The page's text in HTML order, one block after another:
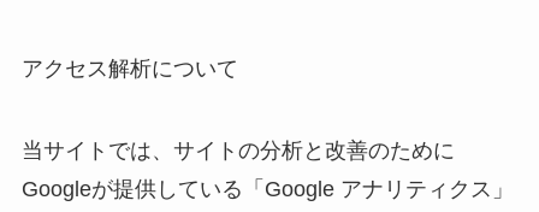
アクセス解析について
当サイトでは、サイトの分析と改善のために
Googleが提供している「Google アナリティクス」